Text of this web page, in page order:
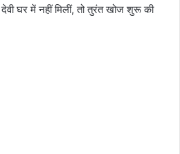
घर में नहीं मिलीं, तो तुरंत खोज शुरू की